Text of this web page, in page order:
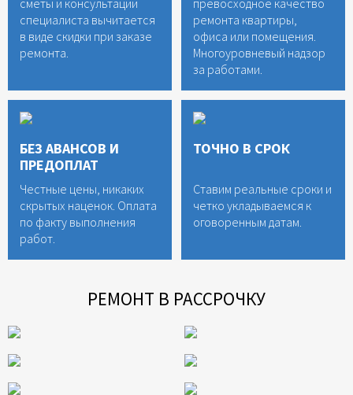
специалиста вычитается
в виде скидки при заказе
ремонта.
ремонта квартиры,
офиса или помещения.
Многоуровневый надзор
за работами.
БЕЗ АВАНСОВ И
ПРЕДОПЛАТ
Честные цены, никаких
скрытых наценок. Оплата
по факту выполнения
работ.
ТОЧНО В СРОК
Ставим реальные сроки и
четко укладываемся к
оговоренным датам.
РЕМОНТ В РАССРОЧКУ